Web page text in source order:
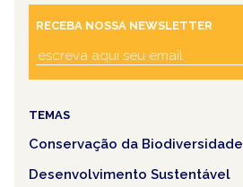
RECEBA NOSSA NEWSLETTER
TEMAS
Conservação da Biodiversidade
Desenvolvimento Sustentável